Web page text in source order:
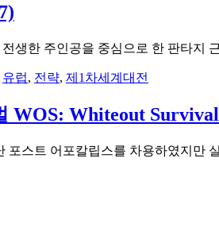
생한 주인공을 중심으로 한 판타
유럽, 전략, 제1차세계대전
WOS: Whiteout Survival
포스트 어포칼립스를 차용하였지